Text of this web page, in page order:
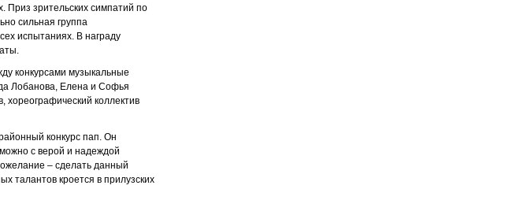
Приз зрительских симпатий по
сильная группа
испытаниях. В награду
конкурсами музыкальные
Лобанова, Елена и Софья
коллектив
конкурс пап. Он
с верой и надеждой
– сделать данный
талантов кроется в прилузских